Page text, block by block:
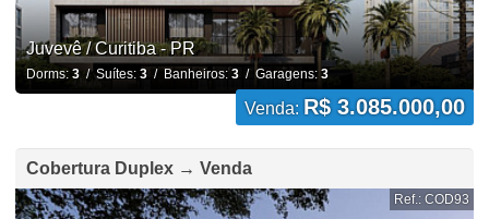
Juvevê / Curitiba - PR
Dorms: 3/ Suítes: 3/ Banheiros:3/ Garagens: 3
Venda: R$ 3.085.000,00
Cobertura Duplex → Venda
Ref.: COD93